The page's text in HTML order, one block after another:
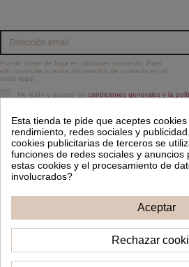
Puede darse de baja en cualquier momento. Para
ello, consulte nuestra información de contacto en el
aviso legal.
He leído y acepto las condiciones generales y la
Contacto
Síguenos
Esta tienda te pide que aceptes
rendimiento, redes sociales y
cookies publicitarias de terceros se
funciones de redes sociales y anuncios
estas cookies y el procesamiento de
involucrados?
Aceptar
Rechazar